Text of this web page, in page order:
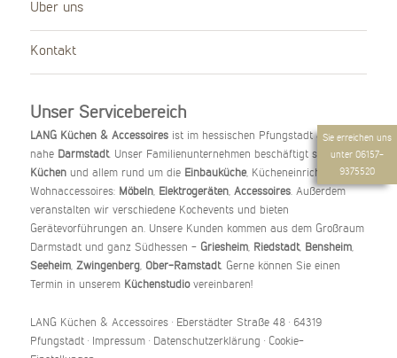
Über uns
Kontakt
Unser Servicebereich
LANG Küchen & Accessoires ist im hessischen Pfungstadt ansässig,
nahe Darmstadt. Unser Familienunternehmen beschäftigt sich mit
Küchen und allem rund um die Einbauküche, Kücheneinrichtung und
Wohnaccessoires: Möbeln, Elektrogeräten,Accessoires. Außerdem
veranstalten wir verschiedene Kochevents und bieten
Gerätevorführungen an. Unsere Kunden kommen aus dem Großraum
Darmstadt und ganz Südhessen - Griesheim, Riedstadt, Bensheim,
Seeheim,Zwingenberg, Ober-Ramstadt. Gerne können Sie einen
Termin in unserem Küchenstudiovereinbaren!
LANG Küchen & Accessoires · Eberstädter Straße 48 · 64319
Pfungstadt ·
Impressum · Datenschutzerklärung · Cookie-
Sie erreichen uns
unter 06157-
9375520